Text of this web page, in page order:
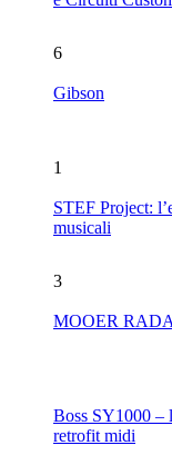
6
Gibson
1
STEF Project:
musicali
3
Boss SY1000 –
retrofit midi